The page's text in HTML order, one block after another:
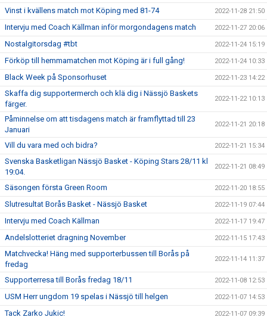
Vinst i kvällens match mot Köping med 81-74 2022-11-28 21:50
Intervju med Coach Källman inför morgondagens match 2022-11-27 20:06
Nostalgitorsdag #tbt 2022-11-24 15:19
Förköp till hemmamatchen mot Köping är i full gång! 2022-11-24 10:33
Black Week på Sponsorhuset 2022-11-23 14:22
Skaffa dig supportermerch och klä dig i Nässjö Baskets
färger.
2022-11-22 10:13
Påminnelse om att tisdagens match är framflyttad till 23
Januari
2022-11-21 20:18
Vill du vara med och bidra? 2022-11-21 15:34
Svenska Basketligan Nässjö Basket - Köping Stars 28/11 kl
19:04.
2022-11-21 08:49
Säsongen första Green Room 2022-11-20 18:55
Slutresultat Borås Basket - Nässjö Basket 2022-11-19 07:44
Intervju med Coach Källman 2022-11-17 19:47
Andelslotteriet dragning November 2022-11-15 17:43
Matchvecka! Häng med supporterbussen till Borås på
fredag
2022-11-14 11:37
Supporterresa till Borås fredag 18/11 2022-11-08 12:53
USM Herr ungdom 19 spelas i Nässjö till helgen 2022-11-07 14:53
Tack Zarko Jukic! 2022-11-07 09:39